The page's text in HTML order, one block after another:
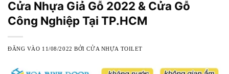
Cửa Nhựa Giả Gỗ 2022 & Cửa Gỗ
Công Nghiệp Tại TP.HCM
ĐĂNG VÀO 11/08/2022 BỞICỬA NHỰA TOILET